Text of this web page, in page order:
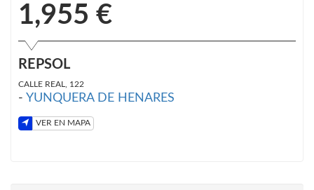
1,955 €
REPSOL
CALLE REAL, 122
- YUNQUERA DE HENARES
VER EN MAPA